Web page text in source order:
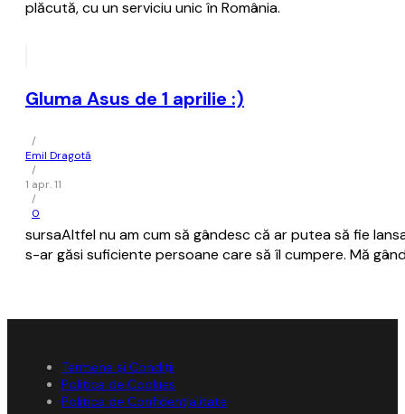
plăcută, cu un serviciu unic în România.
Gluma Asus de 1 aprilie :)
/
Emil Dragotă
/
1 apr. 11
/
0
sursaAltfel nu am cum să gândesc că ar putea să fie
s-ar găsi suficiente persoane care să îl cumpere. Mă
Termene și Condiții
Politica de Cookies
Politica de Confidențialitate